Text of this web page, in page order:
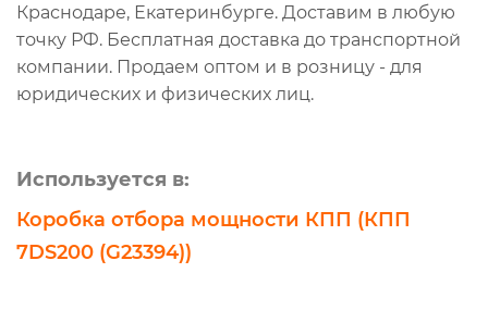
Краснодаре, Екатеринбурге. Доставим в любую
точку РФ. Бесплатная доставка до транспортной
компании. Продаем оптом и в розницу - для
юридических и физических лиц.
Используется в:
Коробка отбора мощности КПП (КПП
7DS200 (G23394))